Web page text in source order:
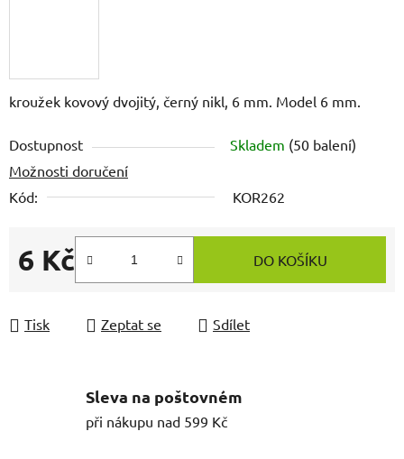
kroužek kovový dvojitý, černý nikl, 6 mm. Model 6 mm.
Dostupnost Skladem (50 balení)
Možnosti doručení
Kód:
KOR262
6 Kč
Měrná cena:
DO KOŠÍKU
Tisk Zeptat se Sdílet
Sleva na poštovném
při nákupu nad 599 Kč